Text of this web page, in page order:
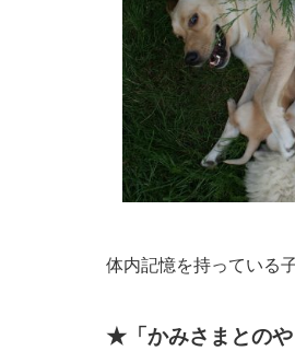
体内記憶を持っている
★「かみさまとのや